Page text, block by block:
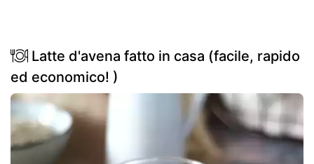
Latte d'avena fatto in casa (facile, rapido
ed economico! )